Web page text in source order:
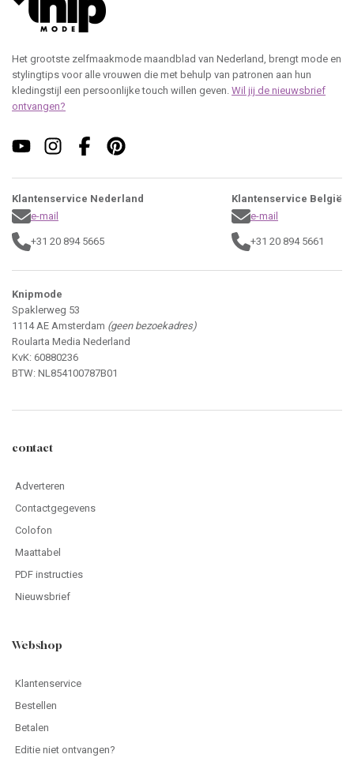
Het grootste zelfmaakmode maandblad van Nederland, brengt mode en
stylingtips voor alle vrouwen die met behulp van patronen aan hun
kledingstijl een persoonlijke touch willen geven. Wil jij de nieuwsbrief
ontvangen?
Klantenservice Nederland
e-mail
+31 20 894 5665
Klantenservice België
e-mail
+31 20 894 5661
Knipmode
Spaklerweg 53
1114 AE Amsterdam (geen bezoekadres)
Roularta Media Nederland
KvK: 60880236
BTW: NL854100787B01
contact
Adverteren
Contactgegevens
Colofon
Maattabel
PDF instructies
Nieuwsbrief
Webshop
Klantenservice
Bestellen
Betalen
Editie niet ontvangen?